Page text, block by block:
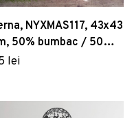
NYXMAS117, 43x43
50% bumbac / 50%
Multicolor
lei